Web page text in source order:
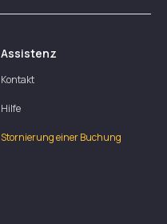
Assistenz
Kontakt
Hilfe
Stornierung einer Buchung